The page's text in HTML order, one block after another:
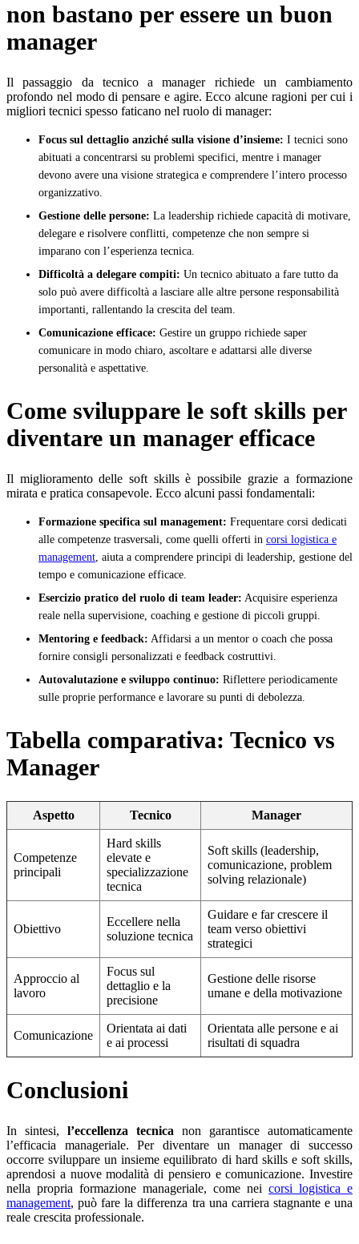
non bastano per essere un buon
manager
Il passaggio da tecnico a manager richiede un cambiamento
profondo nel modo di pensare e agire. Ecco alcune ragioni per cui i
migliori tecnici spesso faticano nel ruolo di manager:
Focus sul dettaglio anziché sulla visione d’insieme: I tecnici sono
abituati a concentrarsi su problemi specifici, mentre i manager
devono avere una visione strategica e comprendere l’intero processo
organizzativo.
Gestione delle persone: La leadership richiede capacità di motivare,
delegare e risolvere conflitti, competenze che non sempre si
imparano con l’esperienza tecnica.
Difficoltà a delegare compiti: Un tecnico abituato a fare tutto da
solo può avere difficoltà a lasciare alle altre persone responsabilità
importanti, rallentando la crescita del team.
Comunicazione efficace: Gestire un gruppo richiede saper
comunicare in modo chiaro, ascoltare e adattarsi alle diverse
personalità e aspettative.
Come sviluppare le soft skills per
diventare un manager efficace
Il miglioramento delle soft skills è possibile grazie a formazione
mirata e pratica consapevole. Ecco alcuni passi fondamentali:
Formazione specifica sul management: Frequentare corsi dedicati
alle competenze trasversali, come quelli offerti in corsi logistica e
management , aiuta a comprendere principi di leadership, gestione del
tempo e comunicazione efficace.
Esercizio pratico del ruolo di team leader: Acquisire esperienza
reale nella supervisione, coaching e gestione di piccoli gruppi.
Mentoring e feedback: Affidarsi a un mentor o coach che possa
fornire consigli personalizzati e feedback costruttivi.
Autovalutazione e sviluppo continuo: Riflettere periodicamente
sulle proprie performance e lavorare su punti di debolezza.
Tabella comparativa: Tecnico vs
Manager
Aspetto Tecnico Manager
Competenze
principali
Hard skills
elevate e
specializzazione
tecnica
Soft skills (leadership,
comunicazione, problem
solving relazionale)
Obiettivo
Eccellere nella
soluzione tecnica
Guidare e far crescere il
team verso obiettivi
strategici
Approccio al
lavoro
Focus sul
dettaglio e la
precisione
Gestione delle risorse
umane e della motivazione
Comunicazione
Orientata ai dati
e ai processi
Orientata alle persone e ai
risultati di squadra
Conclusioni
In sintesi, l’eccellenza tecnica non garantisce automaticamente
l’efficacia manageriale. Per diventare un manager di successo
occorre sviluppare un insieme equilibrato di hard skills e soft skills,
aprendosi a nuove modalità di pensiero e comunicazione. Investire
nella propria formazione manageriale, come nei corsi logistica e
management, può fare la differenza tra una carriera stagnante e una
reale crescita professionale.